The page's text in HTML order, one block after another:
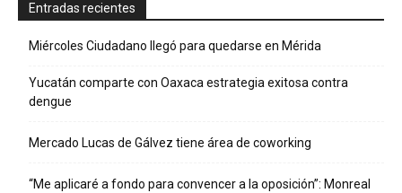
Entradas recientes
Miércoles Ciudadano llegó para quedarse en Mérida
Yucatán comparte con Oaxaca estrategia exitosa contra
dengue
Mercado Lucas de Gálvez tiene área de coworking
“Me aplicaré a fondo para convencer a la oposición”: Monreal